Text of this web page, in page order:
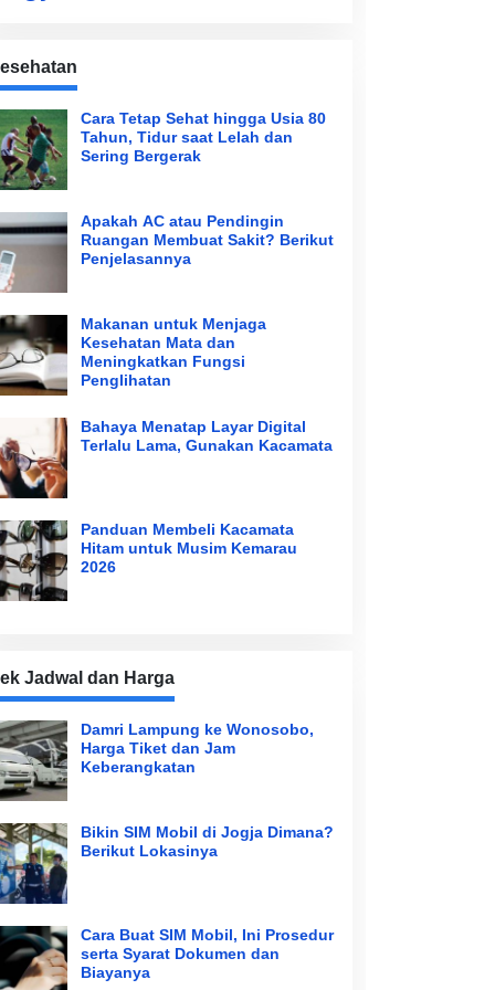
Cara Tetap Sehat hingga Usia 80
Tahun, Tidur saat Lelah dan
Sering Bergerak
Apakah AC atau Pendingin
Ruangan Membuat Sakit? Berikut
Penjelasannya
Makanan untuk Menjaga
Kesehatan Mata dan
Meningkatkan Fungsi
Penglihatan
Bahaya Menatap Layar Digital
Terlalu Lama, Gunakan Kacamata
Panduan Membeli Kacamata
Hitam untuk Musim Kemarau
2026
Jadwal dan Harga
Damri Lampung ke Wonosobo,
Harga Tiket dan Jam
Keberangkatan
Bikin SIM Mobil di Jogja Dimana?
Berikut Lokasinya
Cara Buat SIM Mobil, Ini Prosedur
serta Syarat Dokumen dan
Biayanya